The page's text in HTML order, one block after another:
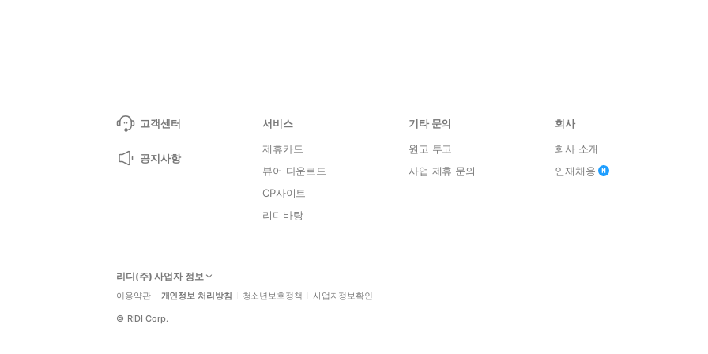
고객센터
공지사항
서비스
제휴카드
뷰어 다운로드
CP사이트
리디바탕
기타 문의
원고 투고
사업 제휴 문의
회사
회사 소개
인재채용
리디(주) 사업자 정보
이용약관 개인정보 처리방침 청소년보호정책 사업자정보확인
© RIDI Corp.